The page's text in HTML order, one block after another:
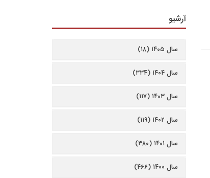
آرشیو
سال ۱۴۰۵ (۱۸)
سال ۱۴۰۴ (۳۳۴)
سال ۱۴۰۳ (۱۱۷)
سال ۱۴۰۲ (۱۱۹)
سال ۱۴۰۱ (۳۸۰)
سال ۱۴۰۰ (۴۶۶)